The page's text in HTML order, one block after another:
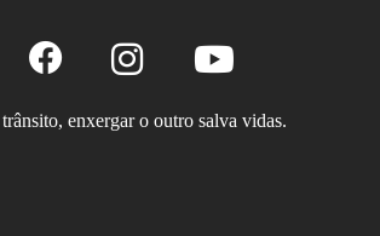
enxergar o outro salva vidas.